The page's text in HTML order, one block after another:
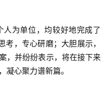
为单位，均较好地完成了
考，专心研磨；大胆展示，
，并纷纷表示，将在接下来
凝心聚力谱新篇。